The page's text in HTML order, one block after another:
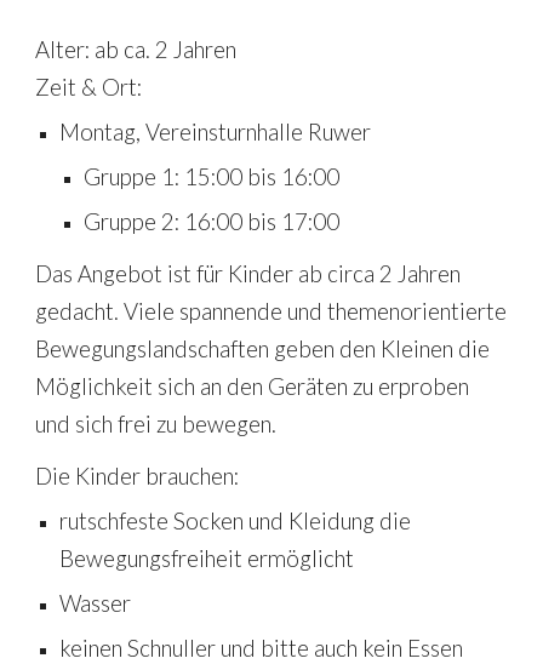
Alter: ab ca. 2 Jahren
Zeit & Ort:
Montag, Vereinsturnhalle Ruwer
Gruppe 1: 15:00 bis 1 6:00
Gruppe 2: 1 6:00 bis 17:00
Das Angebot ist für Kinder ab circa 2 Jahren
gedacht. Viele spannende und themenorientierte
Bewegungslandschaften geben den Kleinen die
Möglichkeit sich an den Geräten zu erproben
und sich frei zu bewegen.
Die Kinder brauchen:
rutschfeste Socken und Kleidung die
Bewegungsfreiheit ermöglicht
Wasser
keinen Schnuller und bitte auch kein Essen